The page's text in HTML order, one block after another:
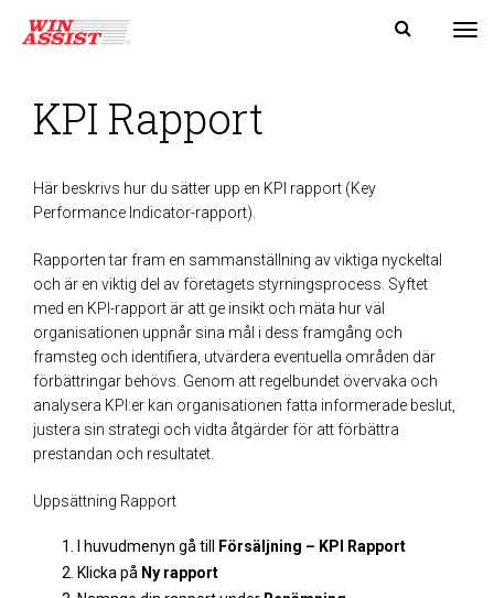
KPI Rapport
Här beskrivs hur du sätter upp en KPI rapport (Key
Performance Indicator-rapport).
Rapporten tar fram en sammanställning av viktiga nyckeltal
och är en viktig del av företagets styrningsprocess. Syftet
med en KPI-rapport är att ge insikt och mäta hur väl
organisationen uppnår sina mål i dess framgång och
framsteg och identifiera, utvärdera eventuella områden där
förbättringar behövs. Genom att regelbundet övervaka och
analysera KPI:er kan organisationen fatta informerade beslut,
justera sin strategi och vidta åtgärder för att förbättra
prestandan och resultatet.
Uppsättning Rapport
I huvudmenyn gå till
Försäljning – KPI Rapport
Klicka på Ny rapport